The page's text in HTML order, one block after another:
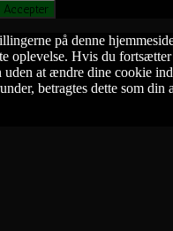
Accepter
på denne
oplevelse. Hvis du
uden at ændre dine cookie
betragtes dette som din